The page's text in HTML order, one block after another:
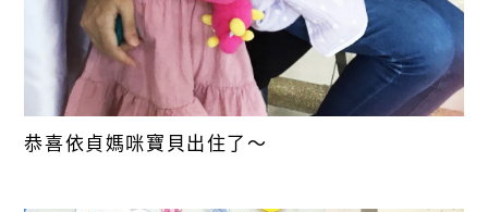
恭喜依貞媽咪寶貝出住了～